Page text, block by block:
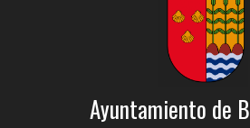
Ayuntamiento de